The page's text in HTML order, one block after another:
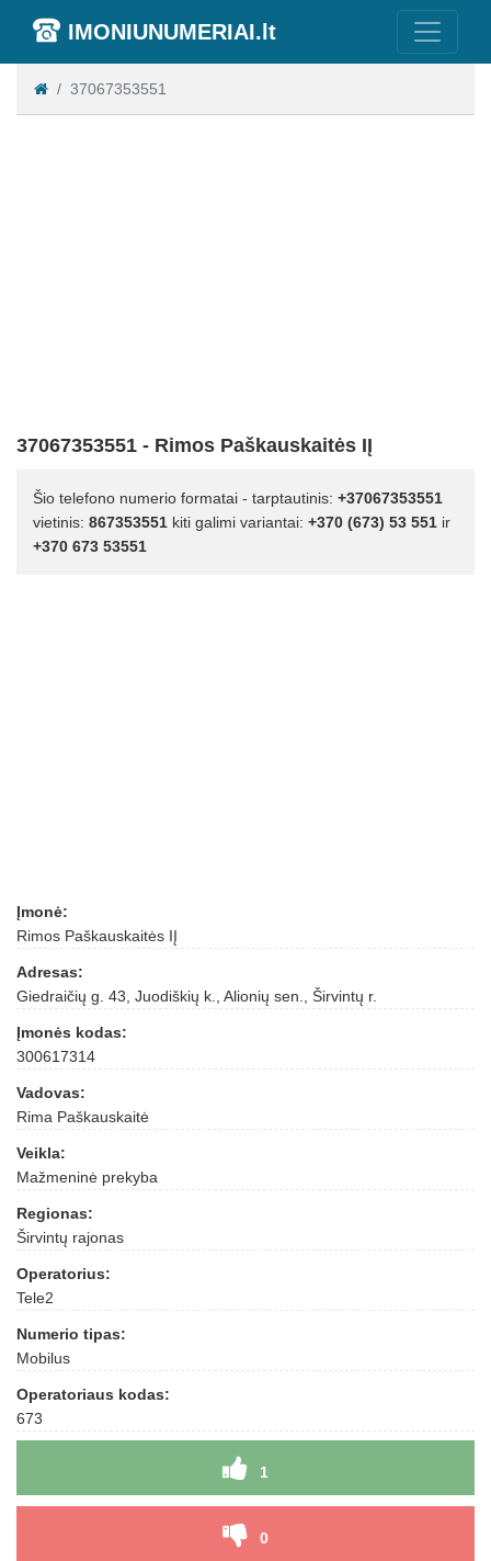
IMONIUNUMERIAI.lt
37067353551
37067353551 - Rimos Paškauskaitės IĮ
Šio telefono numerio formatai - tarptautinis: +37067353551
vietinis: 867353551 kiti galimi variantai: +370 (673) 53 551 ir
+370 673 53551
Įmonė:
Rimos Paškauskaitės IĮ
Adresas:
Giedraičių g. 43, Juodiškių k., Alionių sen., Širvintų r.
Įmonės kodas:
300617314
Vadovas:
Rima Paškauskaitė
Veikla:
Mažmeninė prekyba
Regionas:
Širvintų rajonas
Operatorius:
Tele2
Numerio tipas:
Mobilus
Operatoriaus kodas:
673
1
0